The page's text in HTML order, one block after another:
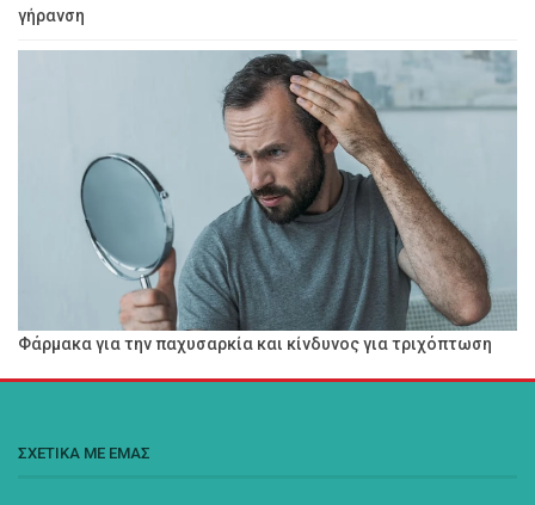
γήρανση
Φάρμακα για την παχυσαρκία και κίνδυνος για τριχόπτωση
ΣΧΕΤΙΚΑ ΜΕ ΕΜΑΣ